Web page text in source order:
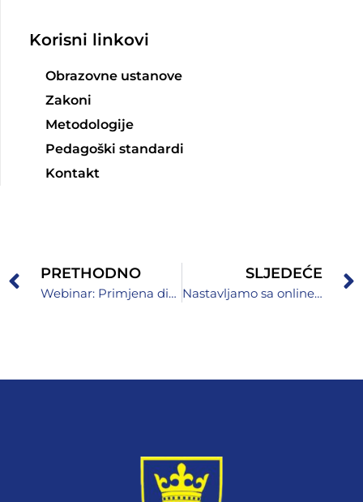
Korisni linkovi
Obrazovne ustanove
Zakoni
Metodologije
Pedagoški standardi
Kontakt
PRETHODNO
Webinar: Primjena digitalnih alata za kvizove u nastavi
SLJEDEĆE
Nastavljamo sa online edukacijama o primjeni umjetne inteligencije u nastavi!